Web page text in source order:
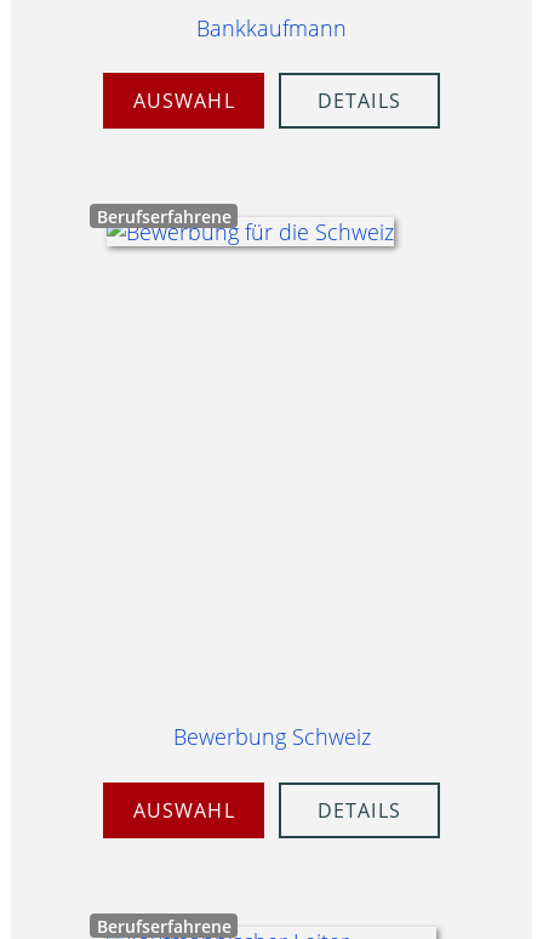
Bankkaufmann
AUSWAHL DETAILS
Berufserfahrene
Bewerbung Schweiz
AUSWAHL DETAILS
Berufserfahrene